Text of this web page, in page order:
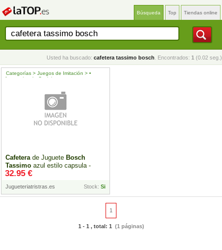
Búsqueda Top Tiendas online
Usted ha buscado: cafetera tassimo bosch . Encontrados: 1 (0.02 seg.)
Cafeterade Juguete Bosch
Tassimo azul estilo capsula -
Klein
Categorías > Juegos de Imitación > •
Accesorios de Cocinitas
Jugueteriatristras.es Stock: Si
32.95 €
1
1 - 1 , total: 1 (1 páginas)